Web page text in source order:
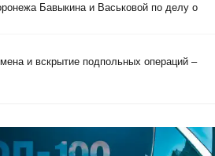
Бавыкина и Васьковой по делу о
и вскрытие подпольных операций –